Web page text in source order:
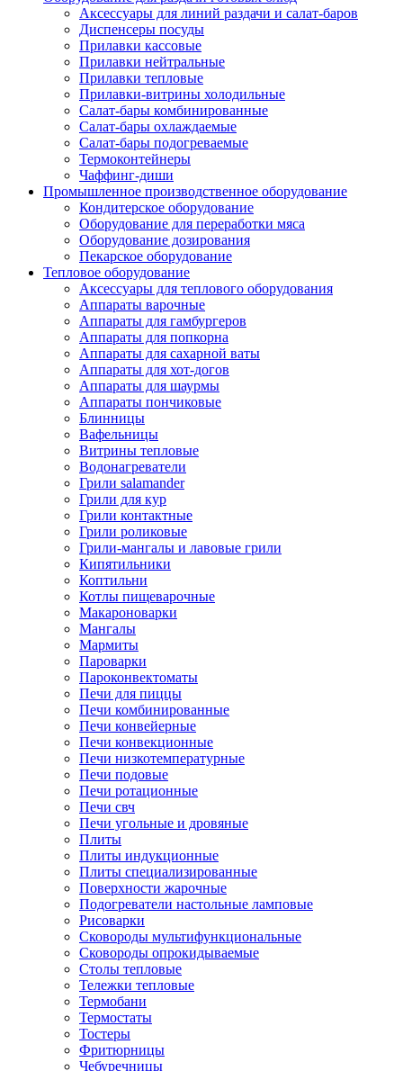
Аксессуары для линий раздачи и салат-баров
Диспенсеры посуды
Прилавки кассовые
Прилавки нейтральные
Прилавки тепловые
Прилавки-витрины холодильные
Салат-бары комбинированные
Салат-бары охлаждаемые
Салат-бары подогреваемые
Термоконтейнеры
Чаффинг-диши
Промышленное производственное оборудование
Кондитерское оборудование
Оборудование для переработки мяса
Оборудование дозирования
Пекарское оборудование
Тепловое оборудование
Аксессуары для теплового оборудования
Аппараты варочные
Аппараты для гамбургеров
Аппараты для попкорна
Аппараты для сахарной ваты
Аппараты для хот-догов
Аппараты для шаурмы
Аппараты пончиковые
Блинницы
Вафельницы
Витрины тепловые
Водонагреватели
Грили salamander
Грили для кур
Грили контактные
Грили роликовые
Грили-мангалы и лавовые грили
Кипятильники
Коптильни
Котлы пищеварочные
Макароноварки
Мангалы
Мармиты
Пароварки
Пароконвектоматы
Печи для пиццы
Печи комбинированные
Печи конвейерные
Печи конвекционные
Печи низкотемпературные
Печи подовые
Печи ротационные
Печи свч
Печи угольные и дровяные
Плиты
Плиты индукционные
Плиты специализированные
Поверхности жарочные
Подогреватели настольные ламповые
Рисоварки
Сковороды мультифункциональные
Сковороды опрокидываемые
Столы тепловые
Тележки тепловые
Термобани
Термостаты
Тостеры
Фритюрницы
Чебуречницы